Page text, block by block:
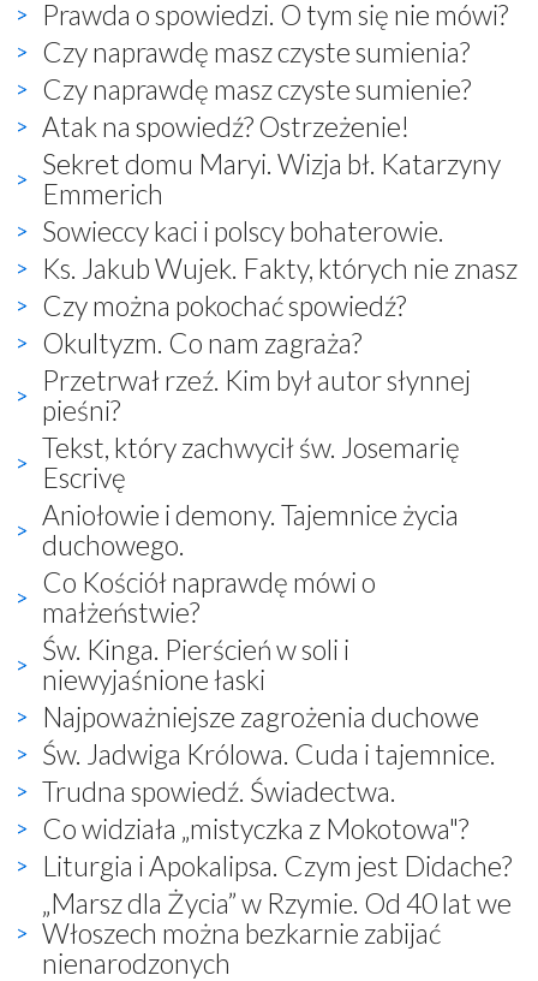
Prawda o spowiedzi. O tym się nie mówi?
Czy naprawdę masz czyste sumienia?
Czy naprawdę masz czyste sumienie?
Atak na spowiedź? Ostrzeżenie!
Sekret domu Maryi. Wizja bł. Katarzyny
Emmerich
Sowieccy kaci i polscy bohaterowie.
Ks. Jakub Wujek. Fakty, których nie znasz
Czy można pokochać spowiedź?
Okultyzm. Co nam zagraża?
Przetrwał rzeź. Kim był autor słynnej
pieśni?
Tekst, który zachwycił św. Josemarię
Escrivę
Aniołowie i demony. Tajemnice życia
duchowego.
Co Kościół naprawdę mówi o
małżeństwie?
Św. Kinga. Pierścień w soli i
niewyjaśnione łaski
Najpoważniejsze zagrożenia duchowe
Św. Jadwiga Królowa. Cuda i tajemnice.
Trudna spowiedź. Świadectwa.
Co widziała „mistyczka z Mokotowa"?
Liturgia i Apokalipsa. Czym jest Didache?
„Marsz dla Życia” w Rzymie. Od 40 lat we
Włoszech można bezkarnie zabijać
nienarodzonych